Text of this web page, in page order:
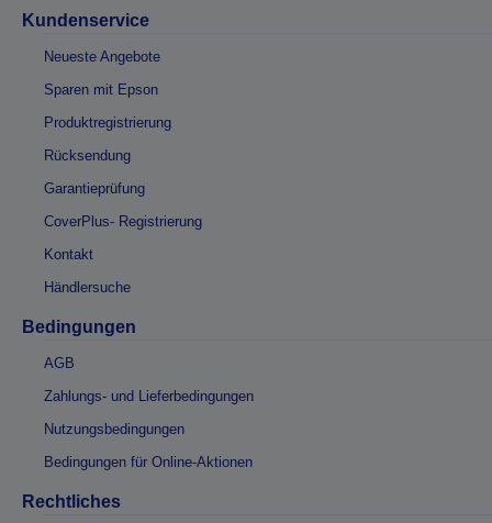
Kundenservice
Neueste Angebote
Sparen mit Epson
Produktregistrierung
Rücksendung
Garantieprüfung
CoverPlus- Registrierung
Kontakt
Händlersuche
Bedingungen
AGB
Zahlungs- und Lieferbedingungen
Nutzungsbedingungen
Bedingungen für Online-Aktionen
Rechtliches